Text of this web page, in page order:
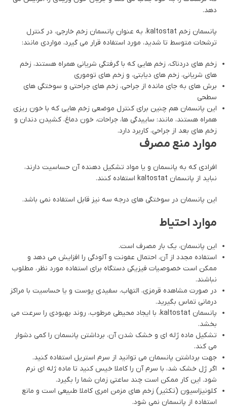
دهد.
پانسمان زخم kaltostat، به عنوان پانسمان زخم خارجی، در کنترل
ترشحات متوسط تا شدید، مورد استفاده قرار می گیرد، مواردی مانند:
زخم های دردناک، زخم هایی که با گرفتگی شریانی همراه هستند، زخم
های شریانی، زخم های دیابتی، و زخم های توموری
برش های به جای مانده از جراحی، زخم های جراحتی و سوختگی های
سطحی
این پانسمان هم چنین برای کنترل موضعی زخم هایی که با خون ریزی
همراه هستند، مانند: ساییدگی ها، جراحات، خون دماغ، کشیدن دندان و
زخم های بعد از جراحی، کاربرد دارد.
موارد منع مصرف
افرادی که به پانسمان و یا مواد تشکیل دهنده آن حساسیت دارند،
نباید از پانسمان kaltostat استفاده کنند.
این پانسمان در سوختگی های درجه سه نیز قابل استفاده نمی باشد.
موارد احتیاط
این پانسمان، یک بار مصرف است.
استفاده مجدد از آن، احتمال عفونت و آلودگی را افزایش می دهد و
ممکن است خصوصیات فیزیکی دستگاه برای استفاده مورد نظر، مطلوب
نباشند.
در صورت مشاهده قرمزی، التهاب، سفیدی پوست و یا حساسیت با مراکز
درمانی تماس بگیرید.
پانسمان kaltostat، با ایجاد محیطی مرطوب، روند بهبودی را سرعت می
بخشد.
تشکیل ماده ژله ای و خشک شدن آن، برداشتن پانسمان را کمی دشوار
می کند.
جهت برداشتن پانسمان می توانید از سرم استریل استفاده کنید.
اگر ژل خشک شد، با سرم آن را کاملا خیس کنید تا ماده ژله ای نرم
شود. این کار ممکن است چند ساعتی زمان شما را بگیرد.
کلونیزاسیون (تکثیر) زخم های مزمن امری کاملا طبیعی است و مانع
استفاده از پانسمان نمی شود.